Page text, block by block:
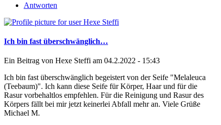
Antworten
Ich bin fast überschwänglich…
Ein Beitrag von Hexe Steffi am 04.2.2022 - 15:43
Ich bin fast überschwänglich begeistert von der Seife "Melaleuca
(Teebaum)". Ich kann diese Seife für Körper, Haar und für die
Rasur vorbehaltlos empfehlen. Für die Reinigung und Rasur des
Körpers fällt bei mir jetzt keinerlei Abfall mehr an. Viele Grüße
Michael M.